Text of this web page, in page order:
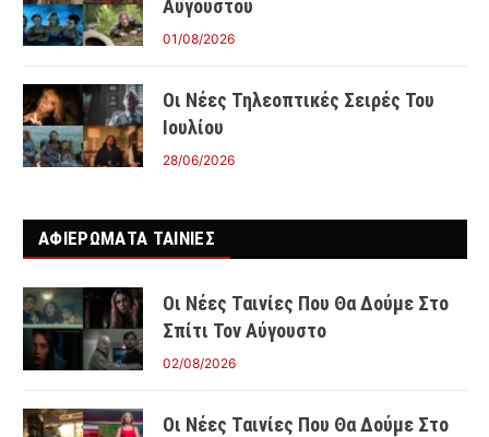
Αυγούστου
01/08/2026
Οι Νέες Τηλεοπτικές Σειρές Του
Ιουλίου
28/06/2026
ΑΦΙΕΡΩΜΑΤΑ ΤΑΙΝΊΕΣ
Οι Νέες Ταινίες Που Θα Δούμε Στο
Σπίτι Τον Αύγουστο
02/08/2026
Οι Νέες Ταινίες Που Θα Δούμε Στο